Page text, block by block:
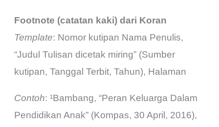
Footnote (catatan kaki) dari Koran
Template: Nomor kutipan Nama Penulis,
“Judul Tulisan dicetak miring” (Sumber
kutipan, Tanggal Terbit, Tahun), Halaman
Contoh: ¹Bambang, “Peran Keluarga Dalam
Pendidikan Anak” (Kompas, 30 April, 2016),